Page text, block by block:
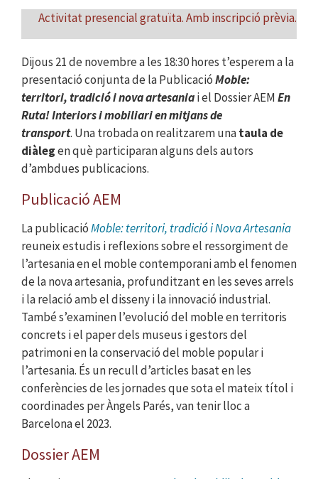
Activitat presencial gratuïta. Amb inscripció prèvia.
Dijous 21 de novembre a les 18:30 hores t’esperem a la
presentació conjunta de la PublicacióMoble:
territori, tradició i nova artesaniai el Dossier AEMEn
Ruta! Interiors i mobiliari en mitjans de
transport. Una trobada on realitzarem unataula de
diàlegen què participaran alguns dels autors
d’ambdues publicacions.
Publicació AEM
La publicacióMoble: territori, tradició i Nova Artesania
reuneix estudis i reflexions sobre el ressorgiment de
l’artesania en el moble contemporani amb el fenomen
de la nova artesania, profunditzant en les seves arrels
i la relació amb el disseny i la innovació industrial.
També s’examinen l’evolució del moble en territoris
concrets i el paper dels museus i gestors del
patrimoni en la conservació del moble popular i
l’artesania. És un recull d’articles basat en les
conferències de les jornades que sota el mateix títol i
coordinades per Àngels Parés, van tenir lloc a
Barcelona el 2023.
Dossier AEM